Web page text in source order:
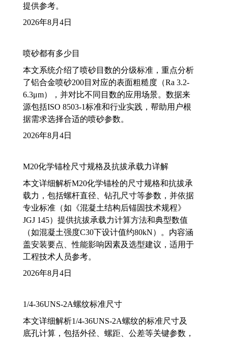
提供参考。
2026年8月4日
喷砂都有多少目
本文系统介绍了喷砂目数的分级标准，重点分析
了铝合金喷砂200目对应的表面粗糙度（Ra 3.2-
6.3μm），并对比不同目数的应用场景。数据来
源包括ISO 8503-1标准和行业实践，帮助用户根
据需求选择合适的喷砂参数。
2026年8月4日
M20化学锚栓尺寸规格及抗拔承载力详解
本文详细解析M20化学锚栓的尺寸规格和抗拔承
载力，包括螺杆直径、钻孔尺寸等参数，并依据
专业标准（如《混凝土结构后锚固技术规程》
JGJ 145）提供抗拔承载力计算方法和典型数值
（如混凝土强度C30下设计值约80kN）。内容涵
盖安装要点、性能影响因素及选型建议，适用于
工程技术人员参考。
2026年8月4日
1/4-36UNS-2A螺纹标准尺寸
本文详细解析1/4-36UNS-2A螺纹的标准尺寸及
底孔计算，包括外径、螺距、公差等关键参数，